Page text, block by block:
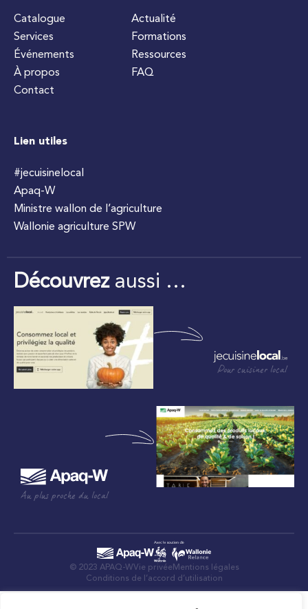
Catalogue
Services
Événements
À propos
Contact
Actualité
Formations
Ressources
FAQ
Lien utiles
#jecuisinelocal
Apaq-W
Ministre wallon de l’agriculture
Wallonie agriculture SPW
Découvrezaussi …
Pour cuisiner local
Au plus proche du local
© 2023 APAQ-WVie privée Mentions légales
Conditions de l’accord d’utilisation